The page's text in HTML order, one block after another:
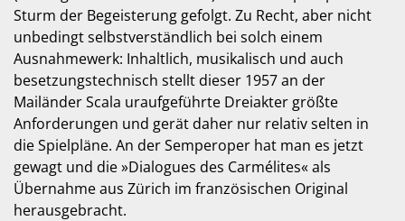
Sturm der Begeisterung gefolgt. Zu Recht, aber nicht
unbedingt selbstverständlich bei solch einem
Ausnahmewerk: Inhaltlich, musikalisch und auch
besetzungstechnisch stellt dieser 1957 an der
Mailänder Scala uraufgeführte Dreiakter größte
Anforderungen und gerät daher nur relativ selten in
die Spielpläne. An der Semperoper hat man es jetzt
gewagt und die »Dialogues des Carmélites« als
Übernahme aus Zürich im französischen Original
herausgebracht.